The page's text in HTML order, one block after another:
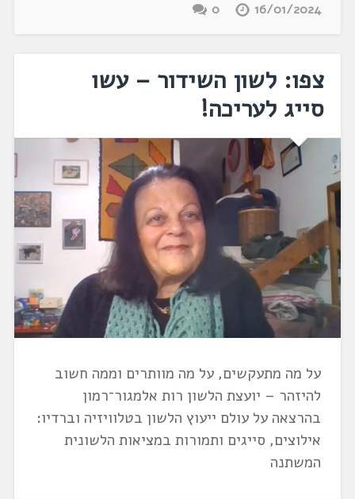
16/01/2024
0
צפו: לשון השידור – עשו
סייג לעריכה!
על מה מתעקשים, על מה מוותרים וממה חשוב
להיזהר – יועצת הלשון רות אלמגור־רמון
בהרצאה על עולם ייעוץ הלשון בטלוויזיה וברדיו:
אילוצים, סייגים ותמורות במציאות הלשונית
המשתנה